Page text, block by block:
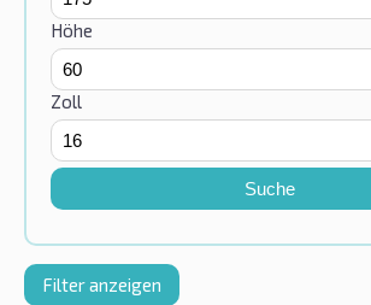
Höhe
Zoll
Suche
Filter anzeigen